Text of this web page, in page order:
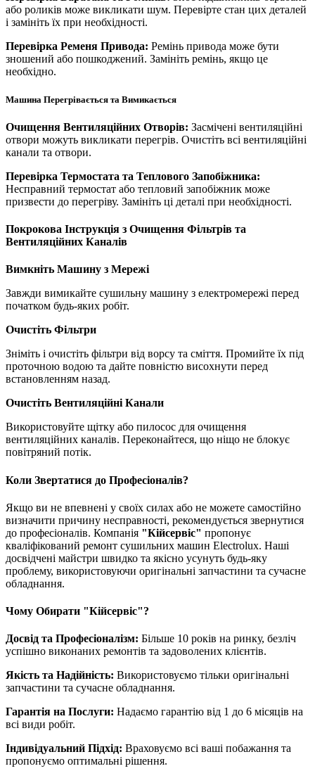
або роликів може викликати шум. Перевірте стан цих деталей
і замініть їх при необхідності.
Перевірка Ременя Привода: Ремінь привода може бути
зношений або пошкоджений. Замініть ремінь, якщо це
необхідно.
Машина Перегрівається та Вимикається
Очищення Вентиляційних Отворів: Засмічені вентиляційні
отвори можуть викликати перегрів. Очистіть всі вентиляційні
канали та отвори.
Перевірка Термостата та Теплового Запобіжника:
Несправний термостат або тепловий запобіжник може
призвести до перегріву. Замініть ці деталі при необхідності.
Покрокова Інструкція з Очищення Фільтрів та
Вентиляційних Каналів
Вимкніть Машину з Мережі
Завжди вимикайте сушильну машину з електромережі перед
початком будь-яких робіт.
Очистіть Фільтри
Зніміть і очистіть фільтри від ворсу та сміття. Промийте їх під
проточною водою та дайте повністю висохнути перед
встановленням назад.
Очистіть Вентиляційні Канали
Використовуйте щітку або пилосос для очищення
вентиляційних каналів. Переконайтеся, що ніщо не блокує
повітряний потік.
Коли Звертатися до Професіоналів?
Якщо ви не впевнені у своїх силах або не можете самостійно
визначити причину несправності, рекомендується звернутися
до професіоналів. Компанія "Кійсервіс" пропонує
кваліфікований ремонт сушильних машин Electrolux. Наші
досвідчені майстри швидко та якісно усунуть будь-яку
проблему, використовуючи оригінальні запчастини та сучасне
обладнання.
Чому Обирати "Кійсервіс"?
Досвід та Професіоналізм: Більше 10 років на ринку, безліч
успішно виконаних ремонтів та задоволених клієнтів.
Якість та Надійність: Використовуємо тільки оригінальні
запчастини та сучасне обладнання.
Гарантія на Послуги: Надаємо гарантію від 1 до 6 місяців на
всі види робіт.
Індивідуальний Підхід: Враховуємо всі ваші побажання та
пропонуємо оптимальні рішення.